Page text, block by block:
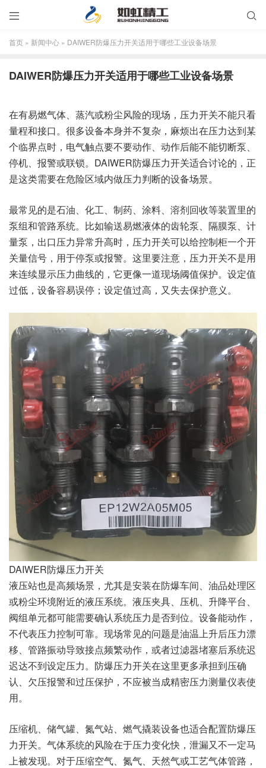


首页 » 新闻中心 » DAIWER防爆压力开关适用于哪些工业设备场景
DAIWER防爆压力开关适用于哪些工业设备场景
在有易燃气体、蒸汽或粉尘风险的现场，压力开关不能只看
量程和接口。很多设备本身并不复杂，麻烦出在压力达到某
个临界点时，电气触点要不要动作、动作后能不能切断泵、
停机、报警或联锁。DAIWER防爆压力开关适合讨论的，正
是这类需要在危险区域内做压力判断的设备场景。
最常见的是石油、化工、制药、涂料、溶剂回收等装置里的
泵组和管路系统。比如输送易燃液体的齿轮泵、隔膜泵、计
量泵，出口压力异常升高时，压力开关可以给控制柜一个开
关量信号，用于停泵或报警。这里要注意，压力开关不是用
来连续显示压力曲线的，它更像一道现场阈值保护。设定值
过低，设备容易误停；设定值过高，又失去保护意义。
DAIWER防爆压力开关
液压站也是高频场景，尤其是安装在防爆车间、油品处理区
或粉尘环境附近的液压系统。液压夹具、压机、升降平台、
阀组单元都可能需要确认系统压力是否到位。设备能动作，
不代表压力控制可靠。现场常见的问题是油温上升后压力漂
移、管路振动导致接点频繁动作，或者过滤器堵塞后系统迟
迟达不到设定压力。防爆压力开关在这里更多承担到压确
认、欠压报警和过压保护，不应被当成精密压力测量仪表使
用。
压缩机、储气罐、氮气站、燃气撬装设备也适合配置防爆压
力开关。气体系统的风险在于压力变化快，泄漏又不一定马
上被发现。对于压缩空气、氮气、天然气或工艺气体管路，